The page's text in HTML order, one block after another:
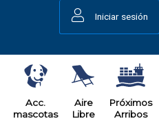
Iniciar sesión
Acc.
mascotas
Aire
Libre
Próximos
Arribos